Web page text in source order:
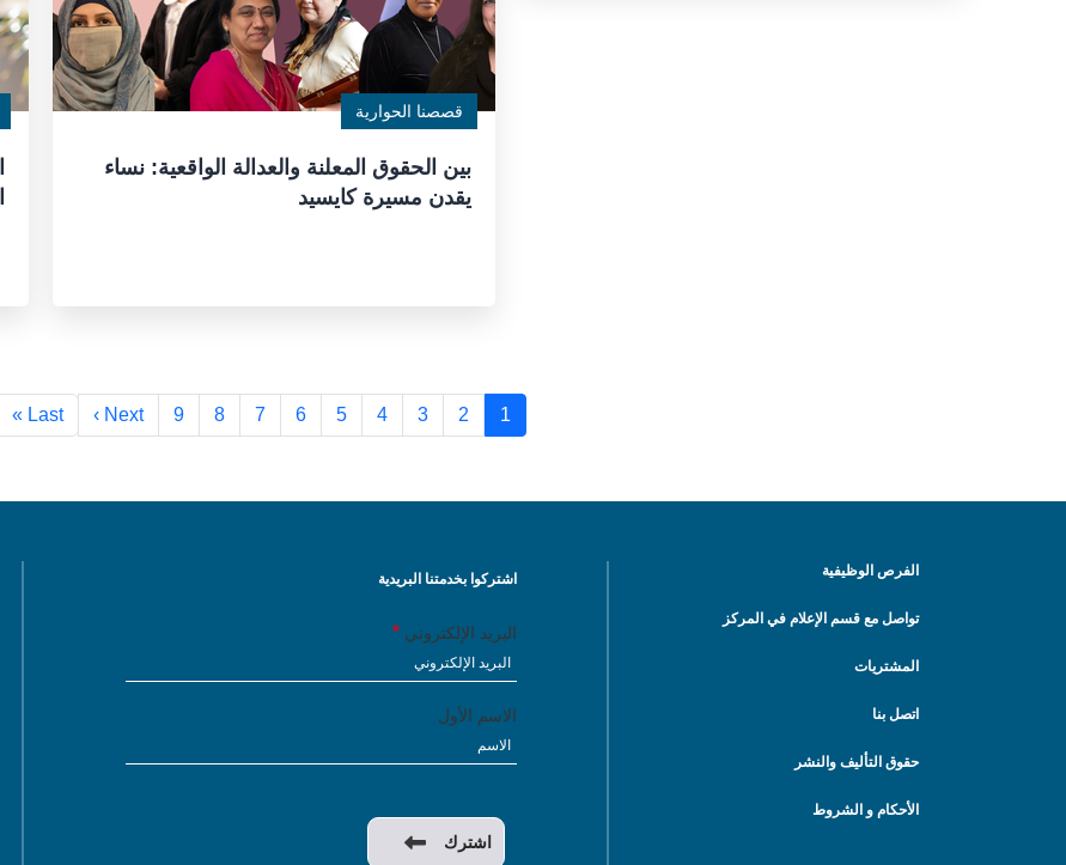
قصصنا الحوارية
بين الحقوق المعلنة والعدالة الواقعية: نساء
يقدن مسيرة كايسيد
1
2
3
4
5
6
7
8
9
Next ›
Last »
الفرص الوظيفية
تواصل مع قسم الإعلام في المركز
المشتريات
اتصل بنا
حقوق التأليف والنشر
الأحكام و الشروط
اشتركوا بخدمتنا البريدية
البريد الإلكتروني
الاسم الأول